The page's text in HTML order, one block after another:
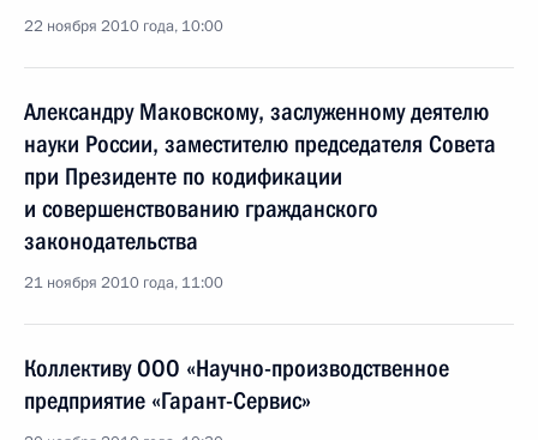
22 ноября 2010 года, 10:00
Александру Маковскому, заслуженному деятелю
науки России, заместителю председателя Совета
при Президенте по кодификации
и совершенствованию гражданского
законодательства
21 ноября 2010 года, 11:00
Коллективу ООО «Научно-производственное
предприятие «Гарант-Сервис»